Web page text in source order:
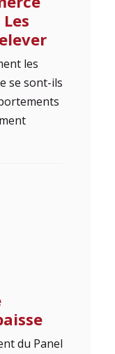
les
se sont-ils
du Panel